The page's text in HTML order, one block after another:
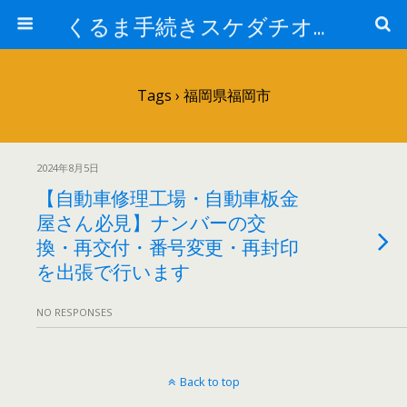
くるま手続きスケダチオフィス
Tags › 福岡県福岡市
2024年8月5日
【自動車修理工場・自動車板金
屋さん必見】ナンバーの交
換・再交付・番号変更・再封印
を出張で行います
NO RESPONSES
Back to top